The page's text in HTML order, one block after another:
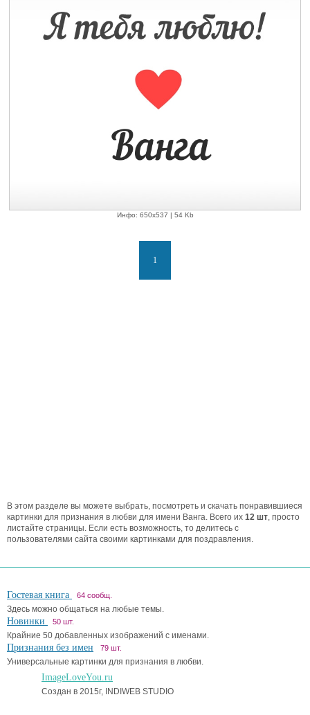
Инфо: 650х537 | 54 Kb
1
В этом разделе вы можете выбрать, посмотреть и скачать понравившиеся
картинки для признания в любви для имени Ванга. Всего их 12 шт, просто
листайте страницы. Если есть возможность, то делитесь с
пользователями сайта своими картинками для поздравления.
Гостевая книга 64 сообщ.
Здесь можно общаться на любые темы.
Новинки 50 шт.
Крайние 50 добавленных изображений с именами.
Признания без имен 79 шт.
Универсальные картинки для признания в любви.
ImageLoveYou.ru
Создан в 2015г, INDIWEB STUDIO